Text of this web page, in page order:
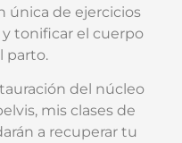
única de ejercicios
tonificar el cuerpo
parto.
del núcleo
mis clases de
a recuperar tu